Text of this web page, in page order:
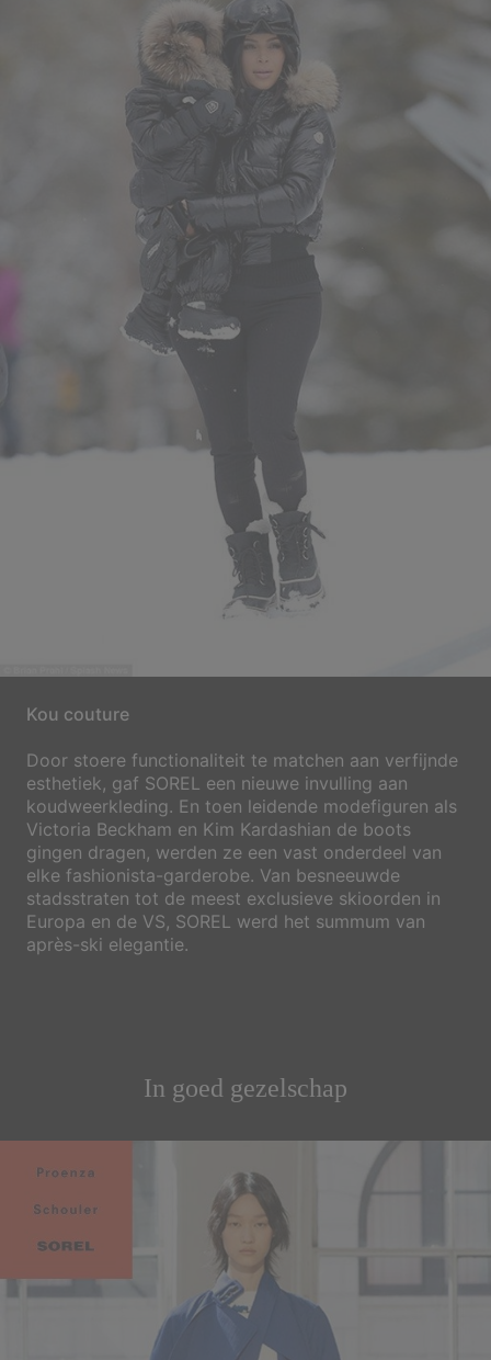
.** Dit is het begin van je nieuwe stijl.
*Algemene voorwaarden
Je kunt je op elk moment uitschrijven. In elke e-mail vind je een
afmeldlink. We gebruiken je e-mailadres om je op de hoogte te houden van
nieuwe artikelen, aanbiedingen en promoties. Voor meer informatie over
hoe we je gegevens verwerken voor marketingdoeleinden en hoe je je
toestemming kunt intrekken ga je naar onze
Privacyverklaring
**Van toepassing op artikelen aan volledige prijs en bestellingen
Kou couture
Door stoere functionaliteit te matchen aan verfijnde
esthetiek, gaf SOREL een nieuwe invulling aan
koudweerkleding. En toen leidende modefiguren als
Victoria Beckham en Kim Kardashian de boots
gingen dragen, werden ze een vast onderdeel van
elke fashionista-garderobe. Van besneeuwde
stadsstraten tot de meest exclusieve skioorden in
Europa en de VS, SOREL werd het summum van
après-ski elegantie.
In goed gezelschap